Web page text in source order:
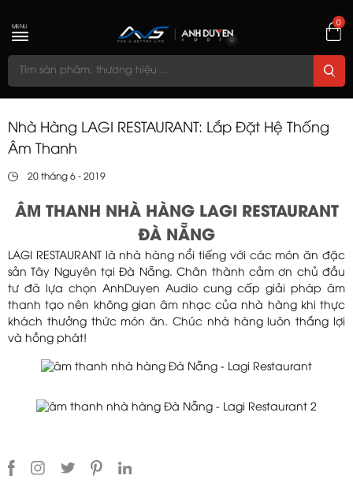
0
MENU
Nhà Hàng LAGI RESTAURANT: Lắp Đặt Hệ Thống
Âm Thanh
20 tháng 6 - 2019
ÂM THANH NHÀ HÀNG LAGI RESTAURANT
ĐÀ NẴNG
LAGI RESTAURANT là nhà hàng nổi tiếng với các món ăn đặc
sản Tây Nguyên tại Đà Nẵng. Chân thành cảm ơn chủ đầu
tư đã lựa chọn AnhDuyen Audio cung cấp giải pháp âm
thanh tạo nên không gian âm nhạc của nhà hàng khi thực
khách thưởng thức món ăn. Chúc nhà hàng luôn thắng lợi
và hồng phát!